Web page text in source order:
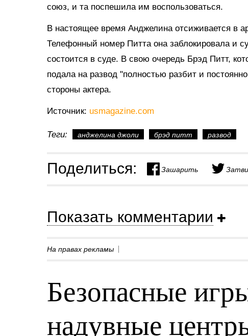
союз, и та поспешила им воспользоваться.
В настоящее время Анджелина отсиживается в
Телефонный номер Питта она заблокировала и
состоится в суде. В свою очередь Брэд Питт,
подала на развод "полностью разбит и
стороны актера.
Источник: usmagazine.com
Теги: анджелина джоли брэд питт развод
Поделиться: Зашарить
Показать комментарии
На правах рекламы
Безопасные
надувные